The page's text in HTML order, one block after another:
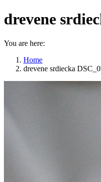
drevene
You are here:
Home
drevene srdiecka